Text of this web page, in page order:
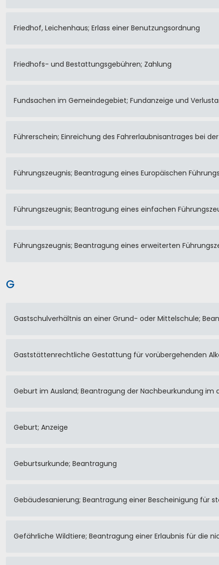
Friedhof, Leichenhaus; Erlass einer Benutzungsordnung
Friedhofs- und Bestattungsgebühren; Zahlung
Fundsachen im Gemeindegebiet; Fundanzeige und
Führerschein; Einreichung des Fahrerlaubnisantrages bei
Führungszeugnis; Beantragung eines Europäischen
Führungszeugnis; Beantragung eines einfachen
Führungszeugnis; Beantragung eines erweiterten
G
Gastschulverhältnis an einer Grund- oder Mittelschule;
Gaststättenrechtliche Gestattung für vorübergehenden
Geburt im Ausland; Beantragung der Nachbeurkundung
Geburt; Anzeige
Geburtsurkunde; Beantragung
Gebäudesanierung; Beantragung einer Bescheinigung für
Gefährliche Wildtiere; Beantragung einer Erlaubnis für die